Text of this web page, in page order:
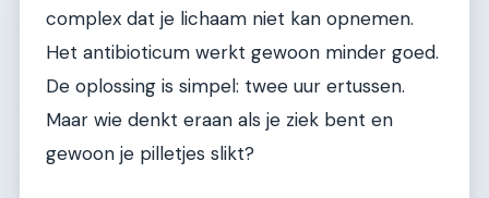
complex dat je lichaam niet kan opnemen.
Het antibioticum werkt gewoon minder goed.
De oplossing is simpel: twee uur ertussen.
Maar wie denkt eraan als je ziek bent en
gewoon je pilletjes slikt?